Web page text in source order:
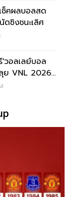
ช็คผลบอลสด
ชิงชนะเลิศ
วอลเลย์บอล
ย VNL 2026
.